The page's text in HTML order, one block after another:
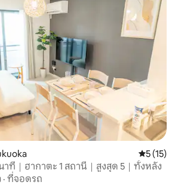
คะแนนเฉลี่
5 (15)
าที｜ฮากาตะ 1 สถานี｜สูงสุด 5｜ทั้งหลัง
· ที่จอดรถ